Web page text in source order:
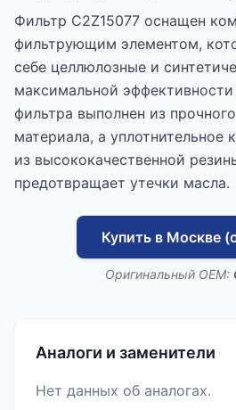
Фильтр C2Z15077 оснащен
фильтрующим элементом,
себе целлюлозные и
максимальной
фильтра выполнен из
материала, а уплотнительное
из высококачественной
предотвращает утечки масла.
Купить в Москве
Оригинальный OEM:
Аналоги и заменители
Нет данных об аналогах.